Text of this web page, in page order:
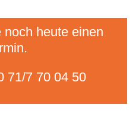
heute einen
71/7 70 04 50